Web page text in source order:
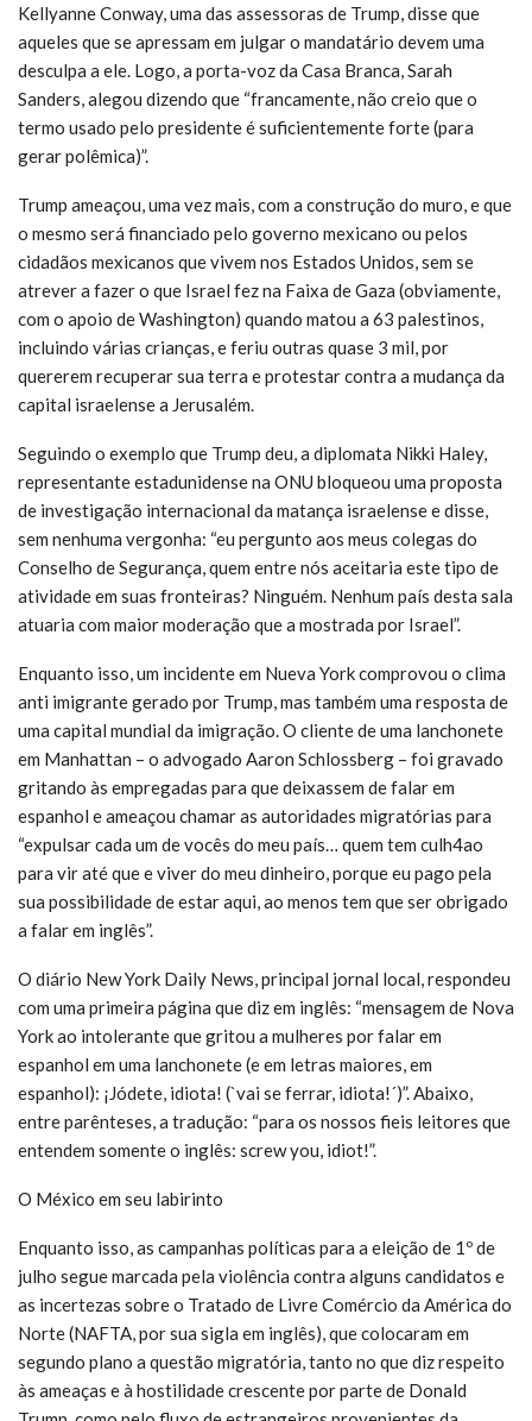
Kellyanne Conway, uma das assessoras de Trump, disse que
aqueles que se apressam em julgar o mandatário devem uma
desculpa a ele. Logo, a porta-voz da Casa Branca, Sarah
Sanders, alegou dizendo que “francamente, não creio que o
termo usado pelo presidente é suficientemente forte (para
gerar polêmica)”.
Trump ameaçou, uma vez mais, com a construção do muro, e que
o mesmo será financiado pelo governo mexicano ou pelos
cidadãos mexicanos que vivem nos Estados Unidos, sem se
atrever a fazer o que Israel fez na Faixa de Gaza (obviamente,
com o apoio de Washington) quando matou a 63 palestinos,
incluindo várias crianças, e feriu outras quase 3 mil, por
quererem recuperar sua terra e protestar contra a mudança da
capital israelense a Jerusalém.
Seguindo o exemplo que Trump deu, a diplomata Nikki Haley,
representante estadunidense na ONU bloqueou uma proposta
de investigação internacional da matança israelense e disse,
sem nenhuma vergonha: “eu pergunto aos meus colegas do
Conselho de Segurança, quem entre nós aceitaria este tipo de
atividade em suas fronteiras? Ninguém. Nenhum país desta sala
atuaria com maior moderação que a mostrada por Israel”.
Enquanto isso, um incidente em Nueva York comprovou o clima
anti imigrante gerado por Trump, mas também uma resposta de
uma capital mundial da imigração. O cliente de uma lanchonete
em Manhattan – o advogado Aaron Schlossberg – foi gravado
gritando às empregadas para que deixassem de falar em
espanhol e ameaçou chamar as autoridades migratórias para
“expulsar cada um de vocês do meu país… quem tem culh4ao
para vir até que e viver do meu dinheiro, porque eu pago pela
sua possibilidade de estar aqui, ao menos tem que ser obrigado
a falar em inglês”.
O diário New York Daily News, principal jornal local, respondeu
com uma primeira página que diz em inglês: “mensagem de Nova
York ao intolerante que gritou a mulheres por falar em
espanhol em uma lanchonete (e em letras maiores, em
espanhol): ¡Jódete, idiota! (`vai se ferrar, idiota!´)”. Abaixo,
entre parênteses, a tradução: “para os nossos fieis leitores que
entendem somente o inglês: screw you, idiot!”.
O México em seu labirinto
Enquanto isso, as campanhas políticas para a eleição de 1º de
julho segue marcada pela violência contra alguns candidatos e
as incertezas sobre o Tratado de Livre Comércio da América do
Norte (NAFTA, por sua sigla em inglês), que colocaram em
segundo plano a questão migratória, tanto no que diz respeito
às ameaças e à hostilidade crescente por parte de Donald